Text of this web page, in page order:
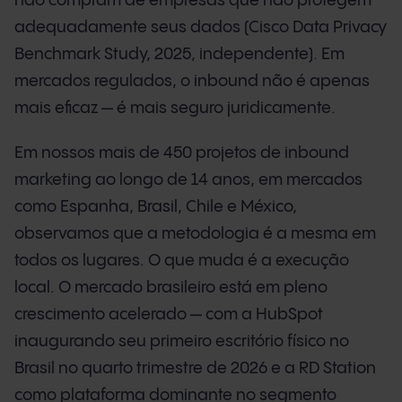
adequadamente seus dados (Cisco Data Privacy
Benchmark Study, 2025, independente). Em
mercados regulados, o inbound não é apenas
mais eficaz — é mais seguro juridicamente.
Em nossos mais de 450 projetos de inbound
marketing ao longo de 14 anos, em mercados
como Espanha, Brasil, Chile e México,
observamos que a metodologia é a mesma em
todos os lugares. O que muda é a execução
local. O mercado brasileiro está em pleno
crescimento acelerado — com a HubSpot
inaugurando seu primeiro escritório físico no
Brasil no quarto trimestre de 2026 e a RD Station
como plataforma dominante no segmento